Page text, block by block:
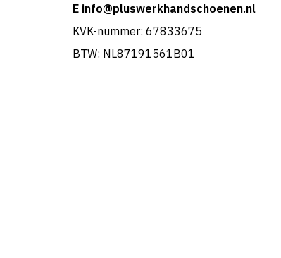
E info@pluswerkhandschoenen.nl
KVK-nummer: 67833675
BTW: NL87191561B01